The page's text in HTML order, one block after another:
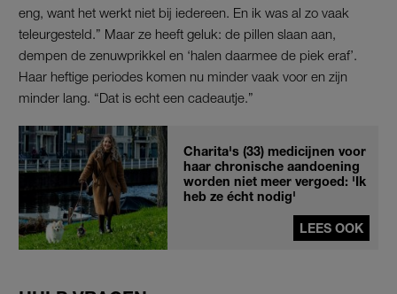
eng, want het werkt niet bij iedereen. En ik was al zo vaak
teleurgesteld.” Maar ze heeft geluk: de pillen slaan aan,
dempen de zenuwprikkel en ‘halen daarmee de piek eraf’.
Haar heftige periodes komen nu minder vaak voor en zijn
minder lang. “Dat is echt een cadeautje.”
Charita's (33) medicijnen voor
haar chronische aandoening
worden niet meer vergoed: 'Ik
heb ze écht nodig'
LEES OOK